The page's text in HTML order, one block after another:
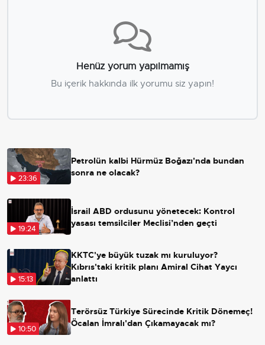
Henüz yorum yapılmamış
Bu içerik hakkında ilk yorumu siz yapın!
23:36
Petrolün kalbi Hürmüz Boğazı'nda bundan
sonra ne olacak?
19:24
İsrail ABD ordusunu yönetecek: Kontrol
yasası temsilciler Meclisi’nden geçti
15:13
KKTC'ye büyük tuzak mı kuruluyor?
Kıbrıs'taki kritik planı Amiral Cihat Yaycı
anlattı
10:50
Terörsüz Türkiye Sürecinde Kritik Dönemeç!
Öcalan İmralı'dan Çıkamayacak mı?